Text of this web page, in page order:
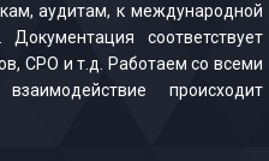
аудитам, к международной
соответствует
СРО и т.д. Работаем со всеми
происходит